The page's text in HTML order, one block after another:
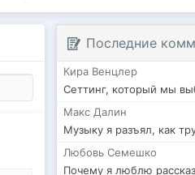
Последние
Кира Венцлер
Макс Далин
Любовь Семешко
Почему я люблю